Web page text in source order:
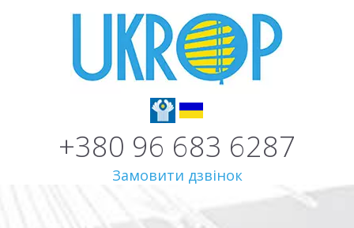
+380 96 683 6287
Замовити дзвінок